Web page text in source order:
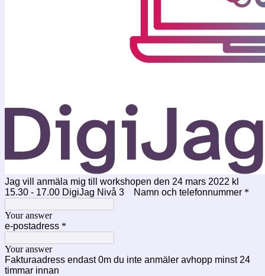
Jag vill anmäla mig till workshopen den 24 mars 2022 kl
15.30 - 17.00 DigiJag Nivå 3 Namn och telefonnummer *
Your answer
e-postadress *
Your answer
Fakturaadress endast 0m du inte anmäler avhopp minst 24
timmar innan